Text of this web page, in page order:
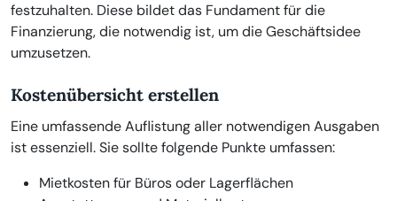
festzuhalten. Diese bildet das Fundament für die
Finanzierung, die notwendig ist, um die Geschäftsidee
umzusetzen.
Kostenübersicht erstellen
Eine umfassende Auflistung aller notwendigen Ausgaben
ist essenziell. Sie sollte folgende Punkte umfassen:
Mietkosten für Büros oder Lagerflächen